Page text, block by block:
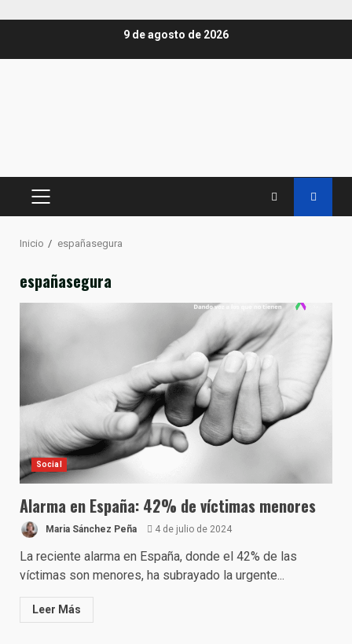
9 de agosto de 2026
MENÚ
Inicio españasegura
españasegura
Social
Alarma en España: 42% de víctimas menores
Maria Sánchez Peña 4 de julio de 2024
La reciente alarma en España, donde el 42% de las
víctimas son menores, ha subrayado la urgente...
Leer Más